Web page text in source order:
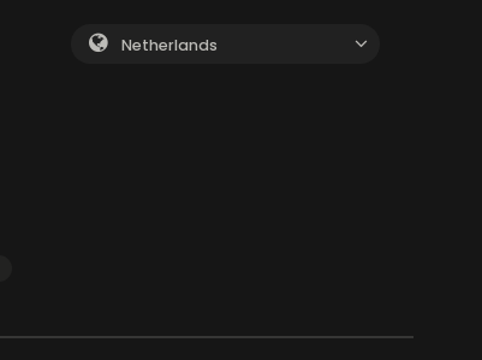
Netherlands